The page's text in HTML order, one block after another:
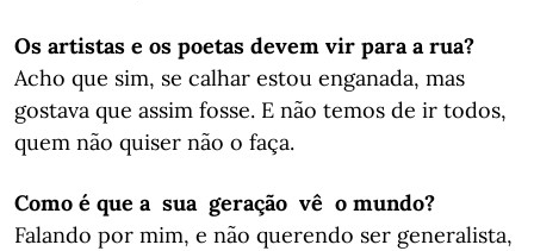
Os artistas e os poetas devem vir para a rua?
Acho que sim, se calhar estou enganada, mas
gostava que assim fosse. E não temos de ir todos,
quem não quiser não o faça.
Como é que a sua geração vê o mundo?
Falando por mim, e não querendo ser generalista,